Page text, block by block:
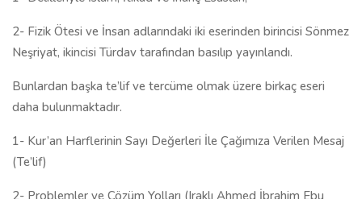
2- Fizik Ötesi ve İnsan adlarındaki iki eserinden birincisi Sönmez
Neşriyat, ikincisi Türdav tarafından basılıp yayınlandı.
Bunlardan başka te’lif ve tercüme olmak üzere birkaç eseri
daha bulunmaktadır.
1- Kur’an Harflerinin Sayı Değerleri İle Çağımıza Verilen Mesaj
(Te’lif)
2- Problemler ve Çözüm Yolları (Iraklı Ahmed İbrahim Ebu